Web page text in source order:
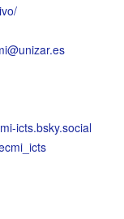
icts.bsky.social